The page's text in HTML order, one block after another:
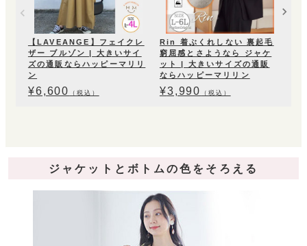
【LAVEANGE】フェイクレ
ザー ブルゾン | 大きいサイ
ズの通販ならハッピーマリリ
ン
¥6,600 （税込）
Rin 着ぶくれしない 裏起毛
窮屈感とさようなら ジャケ
ット | 大きいサイズの通販
ならハッピーマリリン
¥3,990 （税込）
ジャケットとボトムの色をそろえる